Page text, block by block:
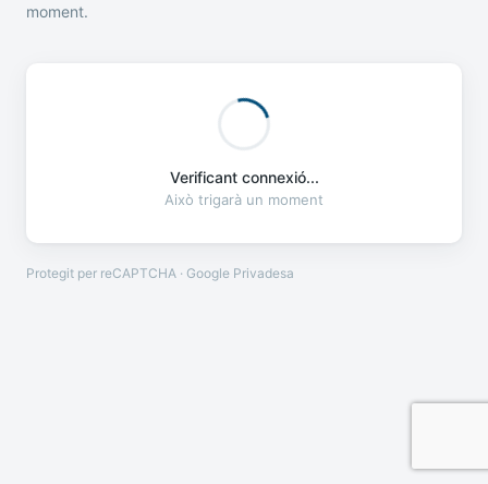
moment.
Verificant connexió...
Això trigarà un moment
Protegit per reCAPTCHA · Google Privadesa